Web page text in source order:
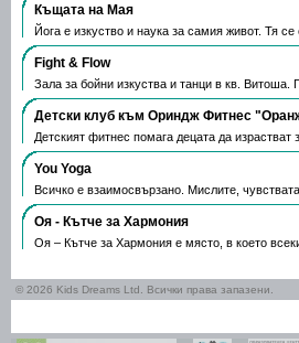
Къщата на Мая
Йога е изкуство и наука за самия живот. Тя
Fight & Flow
Зала за бойни изкуства и танци в кв.
Детски клуб към Ориндж Фитнес
Детският фитнес помага децата да
You Yoga
Всичко е взаимосвързано. Мислите,
Оя - Кътче за Хармония
Оя – Кътче за Хармония е място, в което
© 2026 Kids Dreams Ltd. Всички права запазени.